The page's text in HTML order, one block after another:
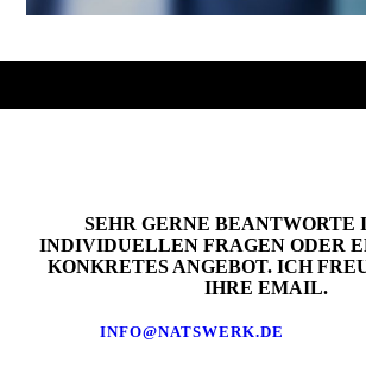
SEHR GERNE BEANTWORTE
INDIVIDUELLEN FRAGEN ODER
KONKRETES ANGEBOT. ICH
IHRE EMAIL.
INFO@NATSWERK.DE